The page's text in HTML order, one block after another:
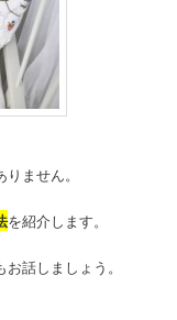
ません。
を紹介します。
お話しましょう。